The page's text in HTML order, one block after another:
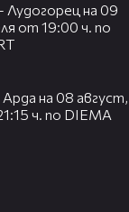
на 09
от 19:00 ч. по
на 08 август,
ч. по DIEMA